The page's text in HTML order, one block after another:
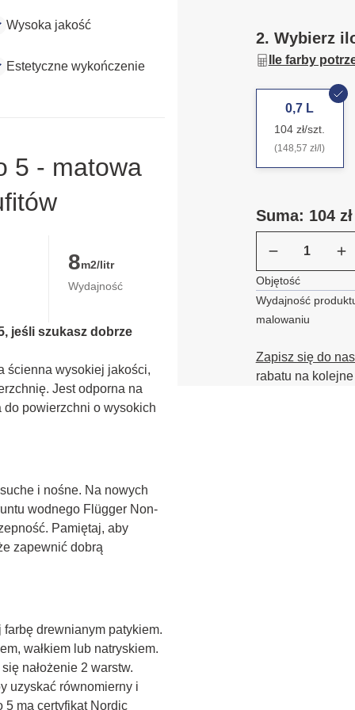
Wysoka jakość
Estetyczne wykończenie
5 - matowa
8m2/litr
Wydajność
jeśli szukasz dobrze
ścienna wysokiej jakości,
Jest odporna na
powierzchni o wysokich
i nośne. Na nowych
wodnego Flügger Non-
Pamiętaj, aby
zapewnić dobrą
drewnianym patykiem.
wałkiem lub natryskiem.
nałożenie 2 warstw.
uzyskać równomierny i
5 ma certyfikat Nordic
2. Wybierz
Ile farby
0,7 L
104 zł/szt.
(148,57 zł/l)
Suma: 104 zł
Objętość
Wydajność
malowaniu
Zapisz się do
rabatu na